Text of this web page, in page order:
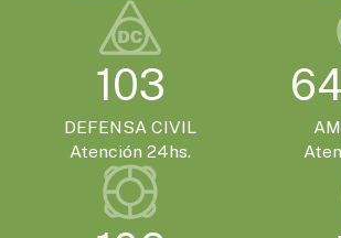
103
DEFENSA CIVIL
Atención 24hs.